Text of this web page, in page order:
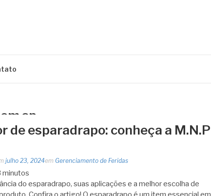
sp
de esparadrapo: conheça a M.N.P
julho 23, 2024em Gerenciamento de Feridas
minutos
do esparadrapo, suas aplicações e a melhor escolha de